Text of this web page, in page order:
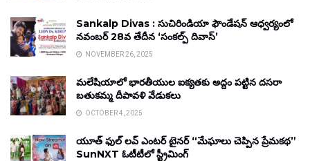
Sankalp Divas : సుచిరిండియా ఫౌండేషన్ ఆధ్వర్యంలో
నవంబర్ 28వ తేదీన ‘సంకల్ప్ దివాస్’
NOVEMBER 26, 2025
మలేషియాలో భారతీయుల ఐక్యతకు అద్దం పట్టిన దసరా
బతుకమ్మ దీపావళి వేడుకలు
OCTOBER 4, 2025
యూత్ ఫుల్ లవ్ ఎంటర్ టైనర్ “మేఘాలు చెప్పిన ప్రేమకథ”
SunNXT ఓటీటీలో స్ట్రీమింగ్